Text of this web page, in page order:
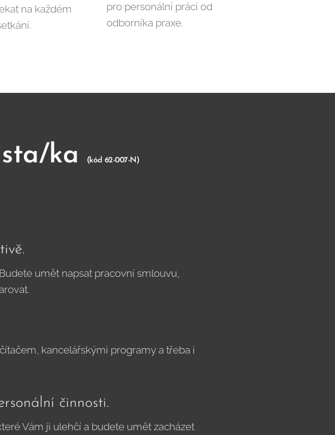
na každém
pro personální práci od
odborníka praxe.
ka (kód 62-007-N)
umět napsat pracovní smlouvu,
kancelářskými programy a třeba i
činnosti.
Vám ji ulehčí a budete umět zacházet